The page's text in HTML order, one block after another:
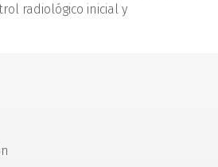
radiológico inicial y